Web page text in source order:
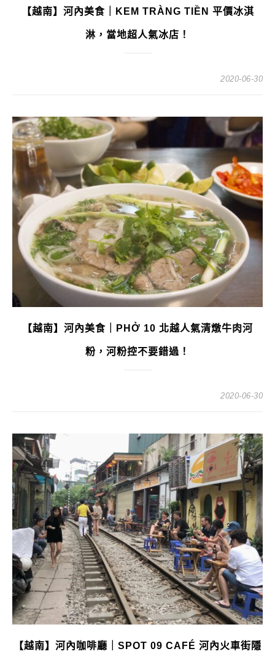
【越南】河內美食｜KEM TRÀNG TIỀN 平價冰淇
淋，當地超人氣冰店！
2020-06-30
【越南】河內美食｜PHỞ 10 北越人氣清燉牛肉河
粉，河粉控不要錯過！
2020-06-30
【越南】河內咖啡廳｜SPOT 09 CAFÉ 河內火車街隱